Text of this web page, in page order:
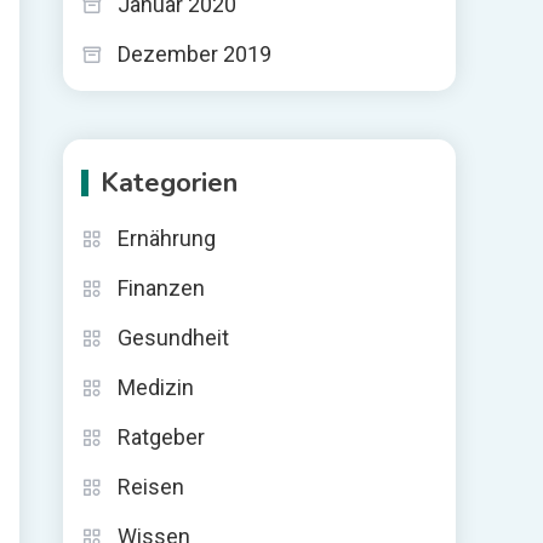
Dezember 2019
Kategorien
Ernährung
Finanzen
Gesundheit
Medizin
Ratgeber
Reisen
Wissen